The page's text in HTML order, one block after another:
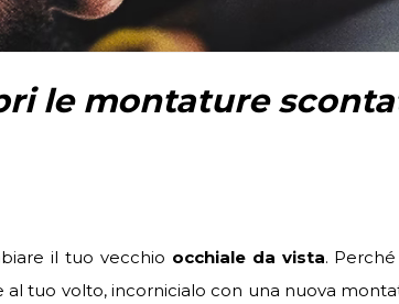
le montature
il tuo vecchio occhiale da vista.
tuo volto, incornicialo con una nuova